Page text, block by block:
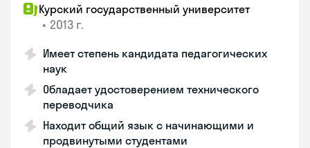
Курский государственный университет
• 2013 г.
Имеет степень кандидата педагогических
наук
Обладает удостоверением технического
переводчика
Находит общий язык с начинающими и
продвинутыми студентами